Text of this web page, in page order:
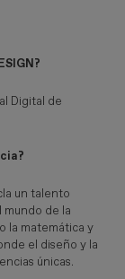
Digital de
un talento
de la
la matemática y
el diseño y la
únicas.